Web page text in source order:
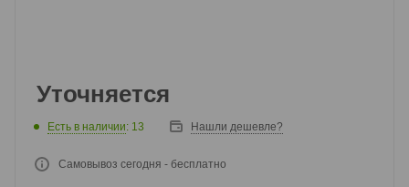
Уточняется
Есть в наличии: 13 Нашли дешевле?
Самовывоз сегодня - бесплатно